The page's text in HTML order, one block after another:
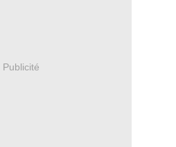
Publicité